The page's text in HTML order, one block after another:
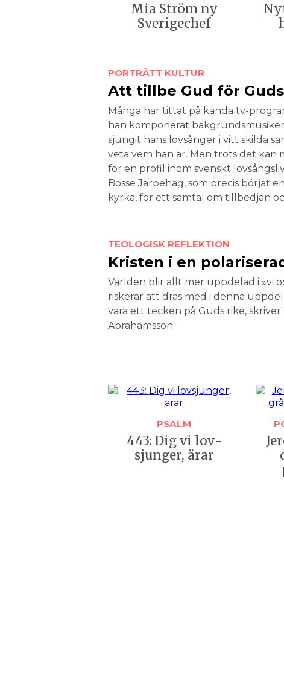
Mia Ström ny
Sverigechef
PORTRÄTT KULTUR
Att tillbe Gud för
Många har tittat på kända tv-­
han komponerat
sjungit hans lovsånger i vitt skilda
veta vem han är. Men trots det kan
för en profil inom svenskt
Bosse Järpehag, som precis börjat
kyrka, för ett samtal om tillbedjan
TEOLOGISK REFLEKTION
Kristen i en
Världen blir allt mer uppdelad i »vi
riskerar att dras med i denna
vara ett tecken på Guds rike,
Abrahamsson.
PSALM
443: Dig vi lov­
sjunger, ärar